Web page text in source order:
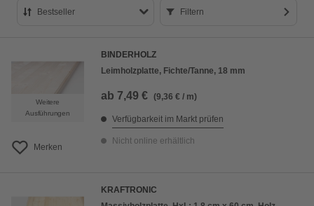
Bestseller
Preis aufsteigend
Preis absteigend
Bewertung
Filtern
Weitere
Ausführungen
Merken
BINDERHOLZ
Leimholzplatte, Fichte/Tanne, 18 mm
ab 7,49 € (9,36 € / m)
Verfügbarkeit im Markt prüfen
Nicht online erhältlich
KRAFTRONIC